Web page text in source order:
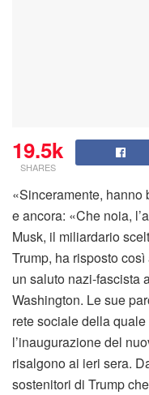
19.5k
SHARES
«Sinceramente,
e ancora: «Che noia,
Musk, il miliardario
Trump, ha risposto
un saluto nazi-fascista
Washington. Le sue
rete sociale della
l’inaugurazione del
risalgono ai ieri sera.
sostenitori di Trump